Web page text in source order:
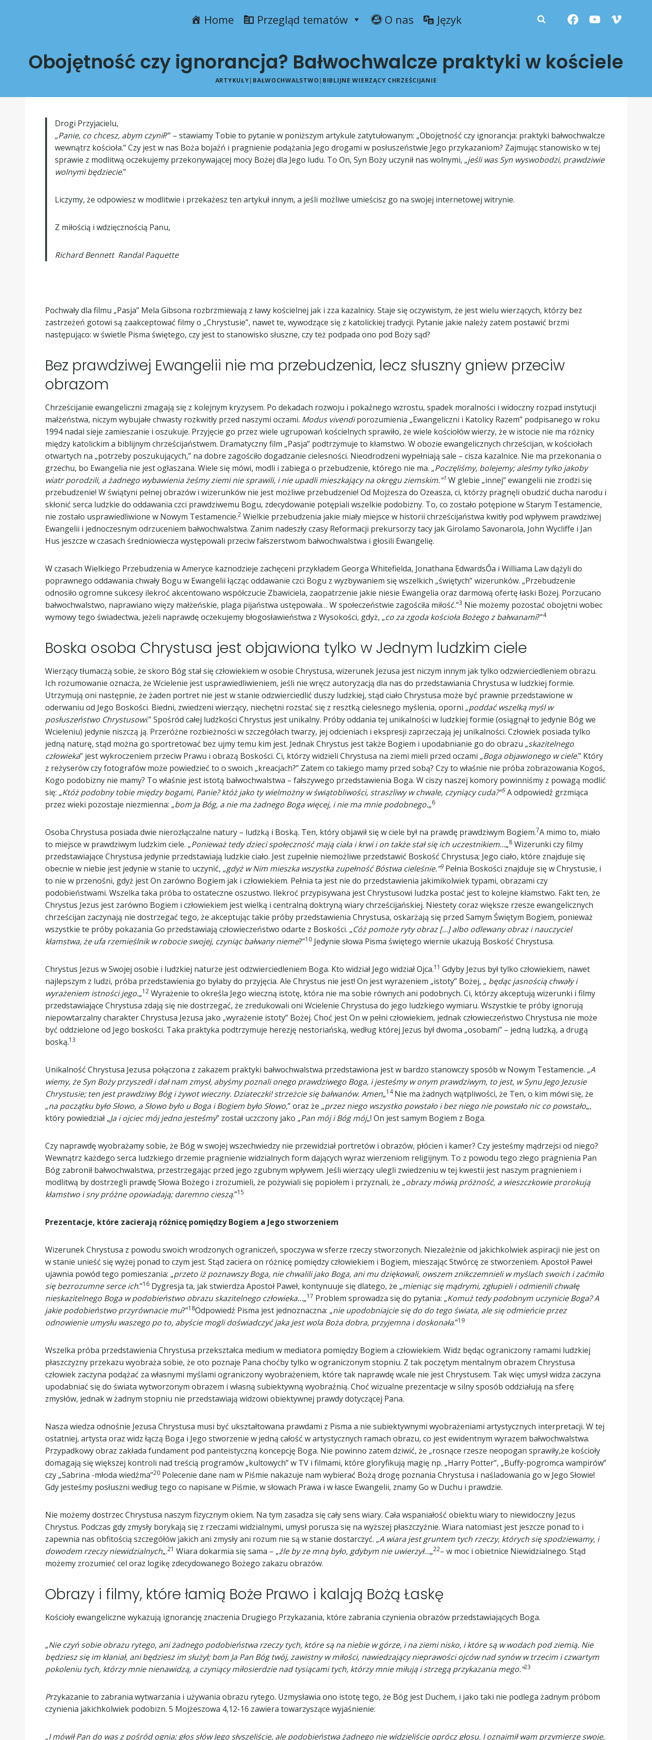
Home Przegląd tematów O nas Język
Obojętność czy ignorancja? Bałwochwalcze praktyki w kościele
ARTYKUŁY| BAŁWOCHWALSTWO | BIBLIJNE WIERZĄCY CHRZEŚCIJANIE
Drogi Przyjacielu,
„Panie, co chcesz, abym czynił?” – stawiamy Tobie to pytanie w poniższym artykule zatytułowanym: „Obojętność czy ignorancja: praktyki bałwochwalcze
wewnątrz kościoła.” Czy jest w nas Boża bojaźń i pragnienie podążania Jego drogami w posłuszeństwie Jego przykazaniom? Zajmując stanowisko w tej
sprawie z modlitwą oczekujemy przekonywającej mocy Bożej dla Jego ludu. To On, Syn Boży uczynił nas wolnymi, „jeśli was Syn wyswobodzi, prawdziwie
wolnymi będziecie.”
Liczymy, że odpowiesz w modlitwie i przekażesz ten artykuł innym, a jeśli możliwe umieścisz go na swojej internetowej witrynie.
Z miłością i wdzięcznością Panu,
Richard Bennett Randal Paquette
Pochwały dla filmu „Pasja” Mela Gibsona rozbrzmiewają z ławy kościelnej jak i zza kazalnicy. Staje się oczywistym, że jest wielu wierzących, którzy bez
zastrzeżeń gotowi są zaakceptować filmy o „Chrystusie”, nawet te, wywodzące się z katolickiej tradycji. Pytanie jakie należy zatem postawić brzmi
następująco: w świetle Pisma świętego, czy jest to stanowisko słuszne, czy też podpada ono pod Boży sąd?
Bez prawdziwej Ewangelii nie ma przebudzenia, lecz słuszny gniew przeciw
obrazom
Chrześcijanie ewangeliczni zmagają się z kolejnym kryzysem. Po dekadach rozwoju i pokaźnego wzrostu, spadek moralności i widoczny rozpad instytucji
małżeństwa, niczym wybujałe chwasty rozkwitły przed naszymi oczami. Modus vivendiporozumienia „Ewangeliczni i Katolicy Razem” podpisanego w roku
1994 nadal sieje zamieszanie i oszukuje. Przyjęcie go przez wiele ugrupowań kościelnych sprawiło, że wiele kościołów wierzy, że w istocie nie ma różnicy
między katolickim a biblijnym chrześcijaństwem. Dramatyczny film „Pasja” podtrzymuje to kłamstwo. W obozie ewangelicznych chrześcijan, w kościołach
otwartych na „potrzeby poszukujących,” na dobre zagościło dogadzanie cielesności. Nieodrodzeni wypełniają sale – cisza kazalnice. Nie ma przekonania o
grzechu, bo Ewangelia nie jest ogłaszana. Wiele się mówi, modli i zabiega o przebudzenie, którego nie ma. „Poczęliśmy, bolejemy; aleśmy tylko jakoby
wiatr porodzili, a żadnego wybawienia żeśmy ziemi nie sprawili, i nie upadli mieszkający na okręgu ziemskim.”1 W glebie „innej” ewangelii nie zrodzi się
przebudzenie! W świątyni pełnej obrazów i wizerunków nie jest możliwe przebudzenie! Od Mojżesza do Ozeasza, ci, którzy pragnęli obudzić ducha narodu i
skłonić serca ludzkie do oddawania czci prawdziwemu Bogu, zdecydowanie potępiali wszelkie podobizny. To, co zostało potępione w Starym Testamencie,
nie zostało usprawiedliwione w Nowym Testamencie.2 Wielkie przebudzenia jakie miały miejsce w historii chrześcijaństwa kwitły pod wpływem prawdziwej
Ewangelii i jednoczesnym odrzuceniem bałwochwalstwa. Zanim nadeszły czasy Reformacji prekursorzy tacy jak Girolamo Savonarola, John Wycliffe i Jan
Hus jeszcze w czasach średniowiecza występowali przeciw fałszerstwom bałwochwalstwa i głosili Ewangelię.
W czasach Wielkiego Przebudzenia w Ameryce kaznodzieje zachęceni przykładem Georga Whitefielda, Jonathana EdwardsŐa i Williama Law dążyli do
poprawnego oddawania chwały Bogu w Ewangelii łącząc oddawanie czci Bogu z wyzbywaniem się wszelkich „świętych” wizerunków. „Przebudzenie
odnosiło ogromne sukcesy ilekroć akcentowano współczucie Zbawiciela, zaopatrzenie jakie niesie Ewangelia oraz darmową ofertę łaski Bożej. Porzucano
bałwochwalstwo, naprawiano więzy małżeńskie, plaga pijaństwa ustępowała… W społeczeństwie zagościła miłość.”3 Nie możemy pozostać obojętni wobec
wymowy tego świadectwa, jeżeli naprawdę oczekujemy błogosławieństwa z Wysokości, gdyż, „co za zgoda kościoła Bożego z bałwanami?”4
Boska osoba Chrystusa jest objawiona tylko w Jednym ludzkim ciele
Wierzący tłumaczą sobie, że skoro Bóg stał się człowiekiem w osobie Chrystusa, wizerunek Jezusa jest niczym innym jak tylko odzwierciedleniem obrazu.
Ich rozumowanie oznacza, że Wcielenie jest usprawiedliwieniem, jeśli nie wręcz autoryzacją dla nas do przedstawiania Chrystusa w ludzkiej formie.
Utrzymują oni następnie, że żaden portret nie jest w stanie odzwierciedlić duszy ludzkiej, stąd ciało Chrystusa może być prawnie przedstawione w
oderwaniu od Jego Boskości. Biedni, zwiedzeni wierzący, niechętni rozstać się z resztką cielesnego myślenia, oporni „poddać wszelką myśl w
posłuszeństwo Chrystusowi.” Spośród całej ludzkości Chrystus jest unikalny. Próby oddania tej unikalności w ludzkiej formie (osiągnął to jedynie Bóg we
Wcieleniu) jedynie niszczą ją. Przeróżne rozbieżności w szczegółach twarzy, jej odcieniach i ekspresji zaprzeczają jej unikalności. Człowiek posiada tylko
jedną naturę, stąd można go sportretować bez ujmy temu kim jest. Jednak Chrystus jest także Bogiem i upodabnianie go do obrazu „skazitelnego
człowieka” jest wykroczeniem przeciw Prawu i obrazą Boskości. Ci, którzy widzieli Chrystusa na ziemi mieli przed oczami „Boga objawionego w ciele.” Który
z reżyserów czy fotografów może powiedzieć to o swoich „kreacjach?” Zatem co takiego mamy przed sobą? Czy to właśnie nie próba zobrazowania Kogoś,
Kogo podobizny nie mamy? To właśnie jest istotą bałwochwalstwa – fałszywego przedstawienia Boga. W ciszy naszej komory powinniśmy z powagą modlić
się: „Któż podobny tobie między bogami, Panie? któż jako ty wielmożny w świątobliwości, straszliwy w chwale, czyniący cuda?”5A odpowiedź grzmiąca
przez wieki pozostaje niezmienna: „bom Ja Bóg, a nie ma żadnego Boga więcej, i nie ma mnie podobnego.„6
Osoba Chrystusa posiada dwie nierozłączalne natury – ludzką i Boską. Ten, który objawił się w ciele był na prawdę prawdziwym Bogiem.7A mimo to, miało
to miejsce w prawdziwym ludzkim ciele. „Ponieważ tedy dzieci społeczność mają ciała i krwi i on także stał się ich uczestnikiem…„8 Wizerunki czy filmy
przedstawiające Chrystusa jedynie przedstawiają ludzkie ciało. Jest zupełnie niemożliwe przedstawić Boskość Chrystusa; Jego ciało, które znajduje się
obecnie w niebie jest jedynie w stanie to uczynić, „gdyż w Nim mieszka wszystka zupełność Bóstwa cieleśnie.”9Pełnia Boskości znajduje się w Chrystusie, i
to nie w przenośni, gdyż jest On zarówno Bogiem jak i człowiekiem. Pełnia ta jest nie do przedstawienia jakimikolwiek typami, obrazami czy
podobieństwami. Wszelka taka próba to ostateczne oszustwo. Ilekroć przypisywana jest Chrystusowi ludzka postać jest to kolejne kłamstwo. Fakt ten, że
Chrystus Jezus jest zarówno Bogiem i człowiekiem jest wielką i centralną doktryną wiary chrześcijańskiej. Niestety coraz większe rzesze ewangelicznych
chrześcijan zaczynają nie dostrzegać tego, że akceptując takie próby przedstawienia Chrystusa, oskarżają się przed Samym Świętym Bogiem, ponieważ
wszystkie te próby pokazania Go przedstawiają człowieczeństwo odarte z Boskości. „Cóż pomoże ryty obraz […] albo odlewany obraz i nauczyciel
kłamstwa, że ufa rzemieślnik w robocie swojej, czyniąc bałwany nieme?”10 Jedynie słowa Pisma świętego wiernie ukazują Boskość Chrystusa.
Chrystus Jezus w Swojej osobie i ludzkiej naturze jest odzwierciedleniem Boga. Kto widział Jego widział Ojca.11 Gdyby Jezus był tylko człowiekiem, nawet
najlepszym z ludzi, próba przedstawienia go byłaby do przyjęcia. Ale Chrystus nie jest! On jest wyrażeniem „istoty” Bożej, „ będąc jasnością chwały i
wyrażeniem istności jego.„12 Wyrażenie to określa Jego wieczną istotę, która nie ma sobie równych ani podobnych. Ci, którzy akceptują wizerunki i filmy
przedstawiające Chrystusa zdają się nie dostrzegać, że zredukowali oni Wcielenie Chrystusa do jego ludzkiego wymiaru. Wszystkie te próby ignorują
niepowtarzalny charakter Chrystusa Jezusa jako „wyrażenie istoty” Bożej. Choć jest On w pełni człowiekiem, jednak człowieczeństwo Chrystusa nie może
być oddzielone od Jego boskości. Taka praktyka podtrzymuje herezję nestoriańską, według której Jezus był dwoma „osobami” – jedną ludzką, a drugą
boską.13
Unikalność Chrystusa Jezusa połączona z zakazem praktyki bałwochwalstwa przedstawiona jest w bardzo stanowczy sposób w Nowym Testamencie. „A
wiemy, że Syn Boży przyszedł i dał nam zmysł, abyśmy poznali onego prawdziwego Boga, i jesteśmy w onym prawdziwym, to jest, w Synu Jego Jezusie
Chrystusie; ten jest prawdziwy Bóg i żywot wieczny. Dziateczki! strzeżcie się bałwanów. Amen„14Nie ma żadnych wątpliwości, że Ten, o kim mówi się, że
„na początku było Słowo, a Słowo było u Boga i Bogiem było Słowo,” oraz że „przez niego wszystko powstało i bez niego nie powstało nic co powstało„,
który powiedział „Ja i ojciec mój jedno jesteśmy” został uczczony jako „Pan mój i Bóg mój„! On jest samym Bogiem z Boga.
Czy naprawdę wyobrażamy sobie, że Bóg w swojej wszechwiedzy nie przewidział portretów i obrazów, płócien i kamer? Czy jesteśmy mądrzejsi od niego?
Wewnątrz każdego serca ludzkiego drzemie pragnienie widzialnych form dających wyraz wierzeniom religijnym. To z powodu tego złego pragnienia Pan
Bóg zabronił bałwochwalstwa, przestrzegając przed jego zgubnym wpływem. Jeśli wierzący ulegli zwiedzeniu w tej kwestii jest naszym pragnieniem i
modlitwą by dostrzegli prawdę Słowa Bożego i zrozumieli, że pożywiali się popiołem i przyznali, że „obrazy mówią próżność, a wieszczkowie prorokują
kłamstwo i sny próżne opowiadają; daremno cieszą.”15
Prezentacje, które zacierają różnicę pomiędzy Bogiem a Jego stworzeniem
Wizerunek Chrystusa z powodu swoich wrodzonych ograniczeń, spoczywa w sferze rzeczy stworzonych. Niezależnie od jakichkolwiek aspiracji nie jest on
w stanie unieść się wyżej ponad to czym jest. Stąd zaciera on różnicę pomiędzy człowiekiem i Bogiem, mieszając Stwórcę ze stworzeniem. Apostoł Paweł
ujawnia powód tego pomieszania: „przeto iż poznawszy Boga, nie chwalili jako Boga, ani mu dziękowali, owszem znikczemnieli w myślach swoich i zaćmiło
się bezrozumne serce ich.”16 Dygresja ta, jak stwierdza Apostoł Paweł, kontynuuje się dlatego, że „mieniąc się mądrymi, zgłupieli i odmienili chwałę
nieskazitelnego Boga w podobieństwo obrazu skazitelnego człowieka…„17 Problem sprowadza się do pytania: „Komuż tedy podobnym uczynicie Boga? A
jakie podobieństwo przyrównacie mu?”18Odpowiedź Pisma jest jednoznaczna: „nie upodobniajcie się do do tego świata, ale się odmieńcie przez
odnowienie umysłu waszego po to, abyście mogli doświadczyć jaka jest wola Boża dobra, przyjemna i doskonała.”19
Wszelka próba przedstawienia Chrystusa przekształca medium w mediatora pomiędzy Bogiem a człowiekiem. Widz będąc ograniczony ramami ludzkiej
płaszczyzny przekazu wyobraża sobie, że oto poznaje Pana choćby tylko w ograniczonym stopniu. Z tak poczętym mentalnym obrazem Chrystusa
człowiek zaczyna podążać za własnymi myślami ograniczony wyobrażeniem, które tak naprawdę wcale nie jest Chrystusem. Tak więc umysł widza zaczyna
upodabniać się do świata wytworzonym obrazem i własną subiektywną wyobraźnią. Choć wizualne prezentacje w silny sposób oddziałują na sferę
zmysłów, jednak w żadnym stopniu nie przedstawiają widzowi obiektywnej prawdy dotyczącej Pana.
Nasza wiedza odnośnie Jezusa Chrystusa musi być ukształtowana prawdami z Pisma a nie subiektywnymi wyobrażeniami artystycznych interpretacji. W tej
ostatniej, artysta oraz widz łączą Boga i Jego stworzenie w jedną całość w artystycznych ramach obrazu, co jest ewidentnym wyrazem bałwochwalstwa.
Przypadkowy obraz zakłada fundament pod panteistyczną koncepcję Boga. Nie powinno zatem dziwić, że „rosnące rzesze neopogan sprawiły,że kościoły
domagają się większej kontroli nad treścią programów „kultowych” w TV i filmami, które gloryfikują magię np. „Harry Potter”, „Buffy-pogromca wampirów”
czy „Sabrina -młoda wiedźma”20 Polecenie dane nam w Piśmie nakazuje nam wybierać Bożą drogę poznania Chrystusa i naśladowania go w Jego Słowie!
Gdy jesteśmy posłuszni według tego co napisane w Piśmie, w słowach Prawa i w łasce Ewangelii, znamy Go w Duchu i prawdzie.
Nie możemy dostrzec Chrystusa naszym fizycznym okiem. Na tym zasadza się cały sens wiary. Cała wspaniałość obiektu wiary to niewidoczny Jezus
Chrystus. Podczas gdy zmysły borykają się z rzeczami widzialnymi, umysł porusza się na wyższej płaszczyźnie. Wiara natomiast jest jeszcze ponad to i
zapewnia nas obfitością szczegółów jakich ani zmysły ani rozum nie są w stanie dostarczyć. „A wiara jest gruntem tych rzeczy, których się spodziewamy, i
dowodem rzeczy niewidzialnych„.21 Wiara dokarmia się sama – „źle by ze mną było, gdybym nie uwierzył…„22– w moc i obietnice Niewidzialnego. Stąd
możemy zrozumieć cel oraz logikę zdecydowanego Bożego zakazu obrazów.
Obrazy i filmy, które łamią Boże Prawo i kalają Bożą Łaskę
Kościoły ewangeliczne wykazują ignorancję znaczenia Drugiego Przykazania, które zabrania czynienia obrazów przedstawiających Boga.
„Nie czyń sobie obrazu rytego, ani żadnego podobieństwa rzeczy tych, które są na niebie w górze, i na ziemi nisko, i które są w wodach pod ziemią. Nie
będziesz się im kłaniał, ani będziesz im służył; bom Ja Pan Bóg twój, zawistny w miłości, nawiedzający nieprawości ojców nad synów w trzecim i czwartym
pokoleniu tych, którzy mnie nienawidzą, a czyniący miłosierdzie nad tysiącami tych, którzy mnie miłują i strzegą przykazania mego.”23
Przykazanie to zabrania wytwarzania i używania obrazu rytego. Uzmysławia ono istotę tego, że Bóg jest Duchem, i jako taki nie podlega żadnym próbom
czynienia jakichkolwiek podobizn. 5 Mojżeszowa 4,12-16 zawiera towarzyszące wyjaśnienie:
„I mówił Pan do was z pośród ognia; głos słów Jego słyszeliście, ale podobieństwa żadnego nie widzieliście oprócz głosu. I oznajmił wam przymierze swoje,